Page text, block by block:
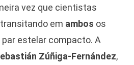
vez que cientistas
em ambos os
estelar compacto. A
Zúñiga-Fernández,